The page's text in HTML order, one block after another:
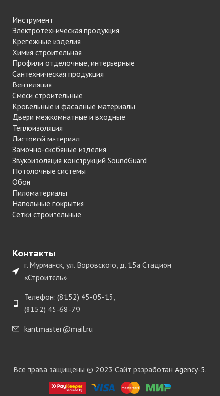
Инструмент
Электротехническая продукция
Крепежные изделия
Химия строительная
Профили отделочные, интерьерные
Сантехническая продукция
Вентиляция
Смеси строительные
Кровельные и фасадные материалы
Двери межкомнатные и входные
Теплоизоляция
Листовой материал
Замочно-скобяные изделия
Звукоизоляция конструкций SoundGuard
Потолочные системы
Обои
Пиломатериалы
Напольные покрытия
Сетки строительные
Контакты
г. Мурманск, ул. Воровского, д. 15а Стадион
«Строитель»
Телефон: (8152) 45-05-15,
(8152) 45-68-79
kantmaster@mail.ru
Все права защищены © 2023 Сайт разработан Agency-5.